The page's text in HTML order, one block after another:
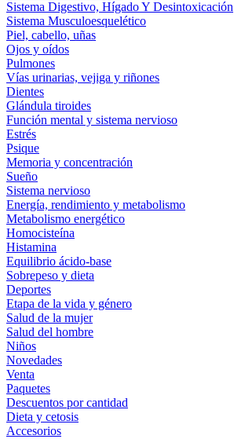
Sistema Digestivo, Hígado Y Desintoxicación
Sistema Musculoesquelético
Piel, cabello, uñas
Ojos y oídos
Pulmones
Vías urinarias, vejiga y riñones
Dientes
Glándula tiroides
Función mental y sistema nervioso
Estrés
Psique
Memoria y concentración
Sueño
Sistema nervioso
Energía, rendimiento y metabolismo
Metabolismo energético
Homocisteína
Histamina
Equilibrio ácido-base
Sobrepeso y dieta
Deportes
Etapa de la vida y género
Salud de la mujer
Salud del hombre
Niños
Novedades
Venta
Paquetes
Descuentos por cantidad
Dieta y cetosis
Accesorios